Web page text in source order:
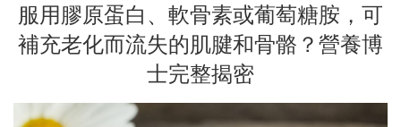
服用膠原蛋白、軟骨素或葡萄糖胺，可
補充老化而流失的肌腱和骨骼？營養博
士完整揭密